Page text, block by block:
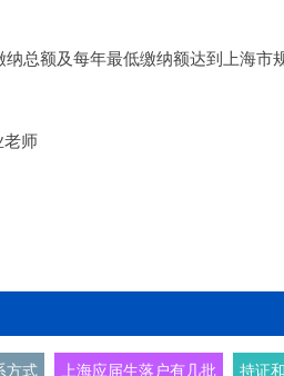
总额及每年最低缴纳额达到上海市
老师
方式 上海应届生落户有几批 持证